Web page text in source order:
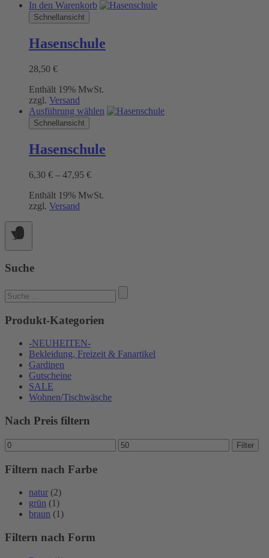
In den Warenkorb
Schnellansicht
Hasenschule
28,50 €
Enthält 19% MwSt.
zzgl. Versand
Ausführung wählen Dieses
Schnellansicht
Hasenschule
6,30 € – 47,95 €Preisspanne:
bis
Enthält 19% MwSt.
zzgl. Versand
Suche
Suchen
nach:
Produkt-Kategorien
-NEUHEITEN-
Bekleidung, Freizeit & Fanartikel
Gardinen
Gutscheine
SALE
Wohnen/Tischwäsche
Nach Preis filtern
Min.
Preis
Max.
Preis
Filter
Filtern nach Farbe
natur (2)
grün (1)
braun (1)
Filtern nach Form